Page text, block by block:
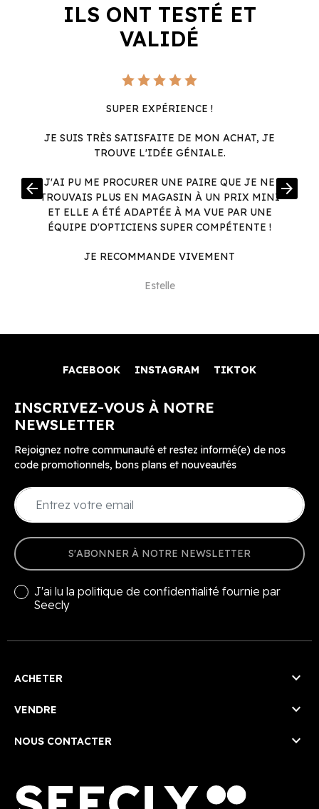
ILS ONT TESTÉ ET
VALIDÉ
SUPER EXPÉRIENCE !
JE SUIS TRÈS SATISFAITE DE MON ACHAT, JE
TROUVE L'IDÉE GÉNIALE.
J'AI PU ME PROCURER UNE PAIRE QUE JE NE
TROUVAIS PLUS EN MAGASIN À UN PRIX MINI
ET ELLE A ÉTÉ ADAPTÉE À MA VUE PAR UNE
ÉQUIPE D'OPTICIENS SUPER COMPÉTENTE !
JE RECOMMANDE VIVEMENT
Estelle
arrow_back arrow_forward
FACEBOOK INSTAGRAM TIKTOK
INSCRIVEZ-VOUS À NOTRE
NEWSLETTER
Rejoignez notre communauté et restez informé(e) de nos
code promotionnels, bons plans et nouveautés
S'ABONNER À NOTRE NEWSLETTER
J'ai lu la politique de confidentialité fournie par
Seecly
ACHETER 
VENDRE 
NOUS CONTACTER 